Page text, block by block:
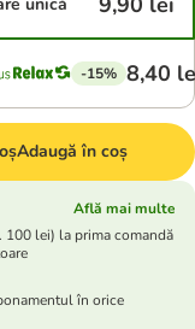
-15% 8,40
Adaugă în coș
Află mai multe
100 lei) la prima comandă
în orice